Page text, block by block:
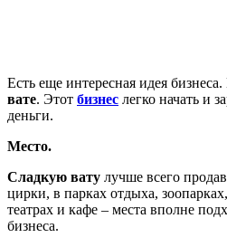
Есть еще интересная идея
вате. Этот бизнес легко начать и
деньги.
Место.
Сладкую вату лучше всего
цирки, в парках отдыха,
театрах и кафе – места вполне
бизнеса.